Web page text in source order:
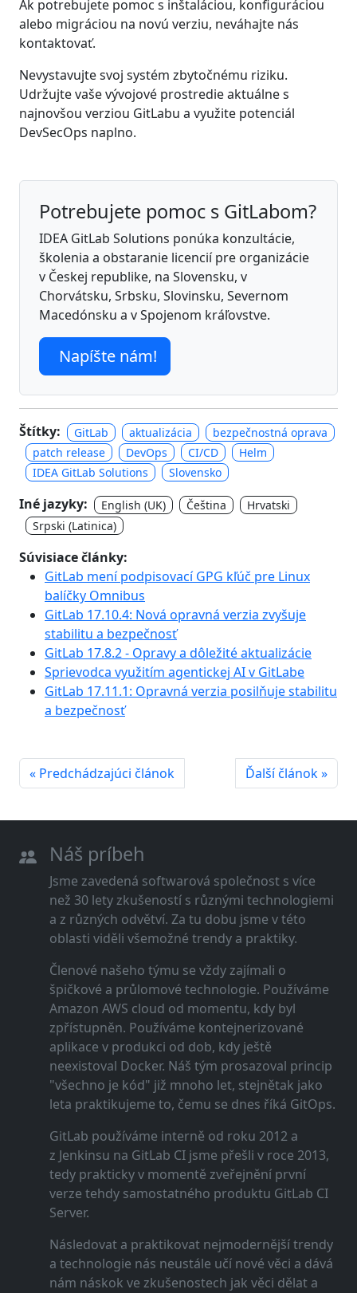
Ak potrebujete pomoc s inštaláciou, konfiguráciou
alebo migráciou na novú verziu, neváhajte nás
kontaktovať.
Nevystavujte svoj systém zbytočnému riziku.
Udržujte vaše vývojové prostredie aktuálne s
najnovšou verziou GitLabu a využite potenciál
DevSecOps naplno.
Potrebujete pomoc s GitLabom?
IDEA GitLab Solutions ponúka konzultácie,
školenia a obstaranie licencií pre organizácie
v Českej republike, na Slovensku, v
Chorvátsku, Srbsku, Slovinsku, Severnom
Macedónsku a v Spojenom kráľovstve.
Napíšte nám!
Štítky: GitLab aktualizácia
bezpečnostná oprava
patch release
DevOps CI/CD
Helm
IDEA GitLab Solutions
Slovensko
Iné jazyky: English (UK) Čeština
Hrvatski
Srpski (Latinica)
Súvisiace články:
GitLab mení podpisovací GPG kľúč pre Linux
balíčky Omnibus
GitLab 17.10.4: Nová opravná verzia zvyšuje
stabilitu a bezpečnosť
GitLab 17.8.2 - Opravy a dôležité aktualizácie
Sprievodca využitím agentickej AI v GitLabe
GitLab 17.11.1: Opravná verzia posilňuje stabilitu
a bezpečnosť
« Predchádzajúci článok Ďalší článok »
Náš príbeh
Jsme zavedená softwarová společnost s více
než 30 lety zkušeností s různými technologiemi
a z různých odvětví. Za tu dobu jsme v této
oblasti viděli všemožné trendy a praktiky.
Členové našeho týmu se vždy zajímali o
špičkové a průlomové technologie. Používáme
Amazon AWS cloud od momentu, kdy byl
zpřístupněn. Používáme kontejnerizované
aplikace v produkci od dob, kdy ještě
neexistoval Docker. Náš tým prosazoval princip
"všechno je kód" již mnoho let, stejnětak jako
leta praktikujeme to, čemu se dnes říká GitOps.
GitLab používáme interně od roku 2012 a
z Jenkinsu na GitLab CI jsme přešli v roce 2013,
tedy prakticky v momentě zveřejnění první
verze tehdy samostatného produktu GitLab CI
Server.
Následovat a praktikovat nejmodernější trendy
a technologie nás neustále učí nové věci a dává
nám náskok ve zkušenostech jak věci dělat a